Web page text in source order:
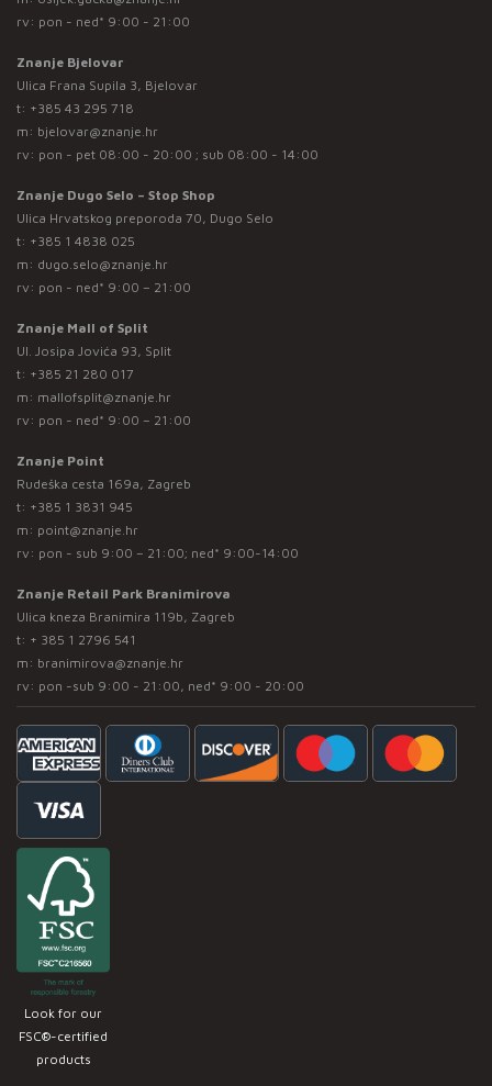
rv: pon - ned* 9:00 - 21:00
Znanje Bjelovar
Ulica Frana Supila 3, Bjelovar
t: +385 43 295 718
m: bjelovar@znanje.hr
rv: pon - pet 08:00 - 20:00 ; sub 08:00 - 14:00
Znanje Dugo Selo – Stop Shop
Ulica Hrvatskog preporoda 70, Dugo Selo
t: +385 1 4838 025
m: dugo.selo@znanje.hr
rv: pon - ned* 9:00 – 21:00
Znanje Mall of Split
Ul. Josipa Jovića 93, Split
t: +385 21 280 017
m: mallofsplit@znanje.hr
rv: pon - ned* 9:00 – 21:00
Znanje Point
Rudeška cesta 169a, Zagreb
t: +385 1 3831 945
m: point@znanje.hr
rv: pon - sub 9:00 – 21:00; ned* 9:00-14:00
Znanje Retail Park Branimirova
Ulica kneza Branimira 119b, Zagreb
t: + 385 1 2796 541
m: branimirova@znanje.hr
rv: pon -sub 9:00 - 21:00, ned* 9:00 - 20:00
Look for our
FSC®-certified
products